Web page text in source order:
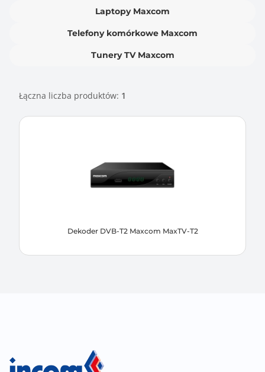
Laptopy Maxcom
Telefony komórkowe Maxcom
Tunery TV Maxcom
Łączna liczba produktów: 1
Dekoder DVB-T2 Maxcom MaxTV-T2